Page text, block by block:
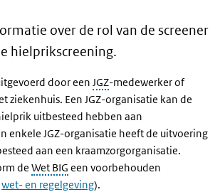
over de rol van de screener
hielprikscreening.
door een JGZ-medewerker of
ziekenhuis. Een JGZ-organisatie kan de
uitbesteed hebben aan
enkele JGZ-organisatie heeft de uitvoering
aan een kraamzorgorganisatie.
de Wet BIG een voorbehouden
wet- en regelgeving).